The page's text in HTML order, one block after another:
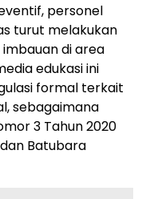
personel
turut melakukan
di area
edukasi ini
formal terkait
sebagaimana
3 Tahun 2020
Batubara